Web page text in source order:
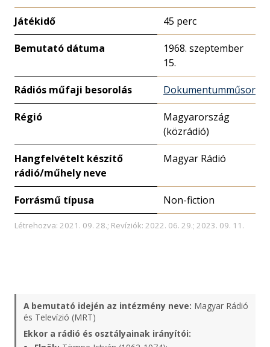
Játékidő 45 perc
Bemutató dátuma
1968. szeptember
15.
Rádiós műfaji besorolás Dokumentumműsor
Régió
Magyarország
(közrádió)
Hangfelvételt készítő
rádió/műhely neve
Magyar Rádió
Forrásmű típusa Non-fiction
Létrehozva: 2021. 09. 28.; Revíziók: 2022. 06. 29.; 2023. 09. 11.
A bemutató idején az intézmény neve: Magyar Rádió
és Televízió (MRT)
Ekkor a rádió és osztályainak irányítói: